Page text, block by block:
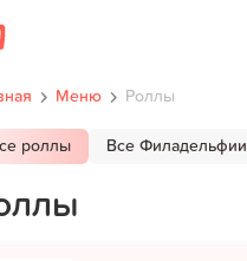
Меню Роллы
роллы Все Филадельфии